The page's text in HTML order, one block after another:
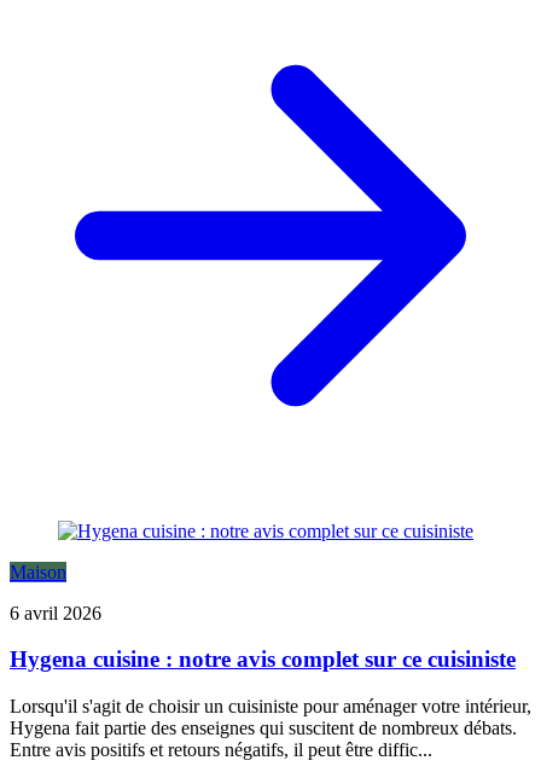
Maison
6 avril 2026
Hygena cuisine : notre avis complet sur ce cuisiniste
Lorsqu'il s'agit de choisir un cuisiniste pour aménager votre intérieur,
Hygena fait partie des enseignes qui suscitent de nombreux débats.
Entre avis positifs et retours négatifs, il peut être diffic...